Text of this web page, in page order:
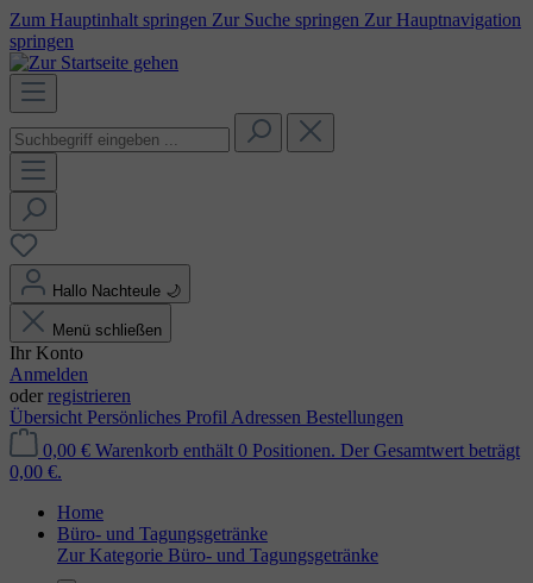
Zum Hauptinhalt springen Zur Suche springen Zur Hauptnavigation
springen
Hallo Nachteule 🌙
Menü schließen
Ihr Konto
Anmelden
oder registrieren
Übersicht Persönliches Profil Adressen Bestellungen
0,00 € Warenkorb enthält 0 Positionen. Der Gesamtwert beträgt
0,00 €.
Home
Büro- und Tagungsgetränke
Zur Kategorie Büro- und Tagungsgetränke